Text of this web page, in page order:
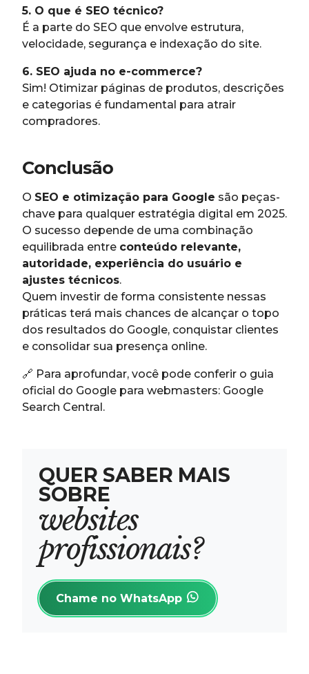
5. O que é SEO técnico?
É a parte do SEO que envolve estrutura,
velocidade, segurança e indexação do site.
6. SEO ajuda no e-commerce?
Sim! Otimizar páginas de produtos, descrições
e categorias é fundamental para atrair
compradores.
Conclusão
O SEO e otimização para Google são peças-
chave para qualquer estratégia digital em 2025.
O sucesso depende de uma combinação
equilibrada entre conteúdo relevante,
autoridade, experiência do usuário e
ajustes técnicos.
Quem investir de forma consistente nessas
práticas terá mais chances de alcançar o topo
dos resultados do Google, conquistar clientes
e consolidar sua presença online.
🔗 Para aprofundar, você pode conferir o guia
oficial do Google para webmasters: Google
Search Central.
QUER SABER MAIS
SOBRE
websites
profissionais?
Chame no WhatsApp